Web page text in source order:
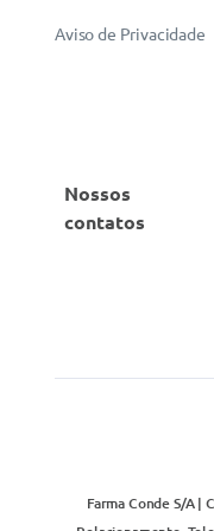
Aviso de Privacidade
Nossos
contatos
Farma Conde S/A |